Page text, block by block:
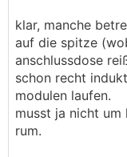
klar, manche
auf die spitze
anschlussdose
schon recht
modulen laufen.
musst ja nicht um
rum.